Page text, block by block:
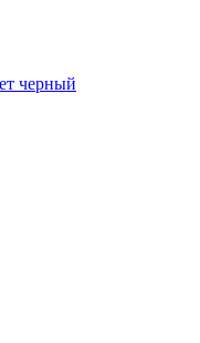
черный